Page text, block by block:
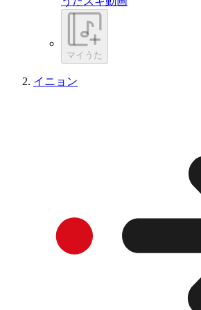
マイうた
イニョン